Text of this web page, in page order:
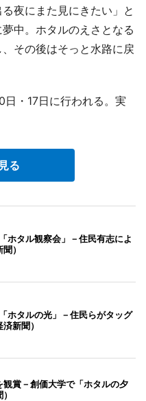
夜にまた見にきたい」と
中。ホタルのえさとなる
その後はそっと水路に戻
・17日に行われる。実
る
ホタル観察会」－住民有志によ
）
ホタルの光」－住民らがタッグ
新聞）
賞－創価大学で「ホタルの夕